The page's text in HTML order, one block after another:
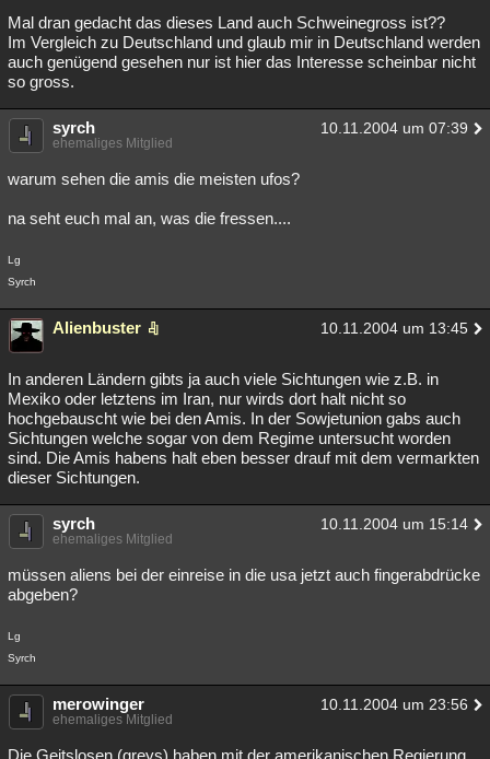
Mal dran gedacht das dieses Land auch Schweinegross ist??
Im Vergleich zu Deutschland und glaub mir in Deutschland werden
auch genügend gesehen nur ist hier das Interesse scheinbar nicht
so gross.
syrch 10.11.2004 um 07:39
ehemaliges Mitglied
warum sehen die amis die meisten ufos?
na seht euch mal an, was die fressen....
Lg
Syrch
Alienbuster 10.11.2004 um 13:45
In anderen Ländern gibts ja auch viele Sichtungen wie z.B. in
Mexiko oder letztens im Iran, nur wirds dort halt nicht so
hochgebauscht wie bei den Amis. In der Sowjetunion gabs auch
Sichtungen welche sogar von dem Regime untersucht worden
sind. Die Amis habens halt eben besser drauf mit dem vermarkten
dieser Sichtungen.
syrch 10.11.2004 um 15:14
ehemaliges Mitglied
müssen aliens bei der einreise in die usa jetzt auch fingerabdrücke
abgeben?
Lg
Syrch
merowinger 10.11.2004 um 23:56
ehemaliges Mitglied
Die Geitslosen (greys) haben mit der amerikanischen Regierung